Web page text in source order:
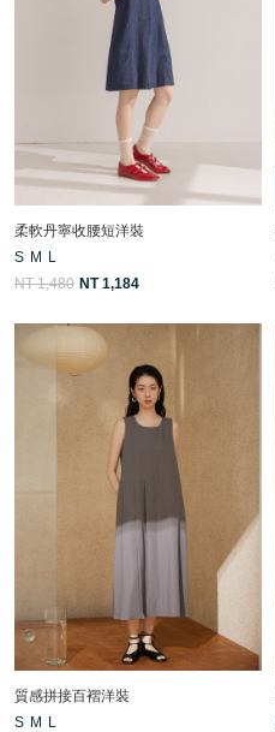
柔軟丹寧收腰短洋裝
S M
L
NT 1,480 NT 1,184
質感拼接百褶洋裝
S M L